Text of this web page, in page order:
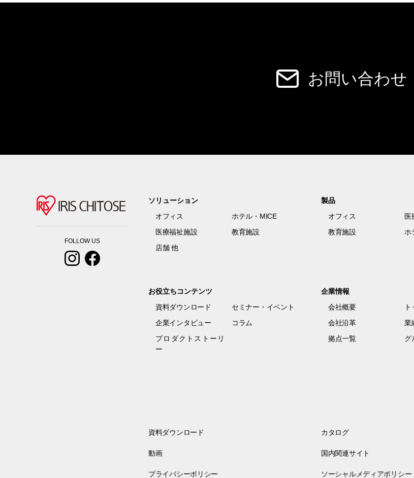
お問い合わせ
FOLLOW US
ソリューション
オフィス
ホテル・MICE
医療福祉施設
教育施設
店舗 他
製品
オフィス
医
教育施設
ホ
お役立ちコンテンツ
資料ダウンロード
セミナー・イベント
企業インタビュー
コラム
プロダクトストーリ
ー
企業情報
会社概要
会社沿革
業
拠点一覧
グ
資料ダウンロード カタログ
動画 国内関連サイト
プライバシーポリシー ソーシャルメディアポリシー